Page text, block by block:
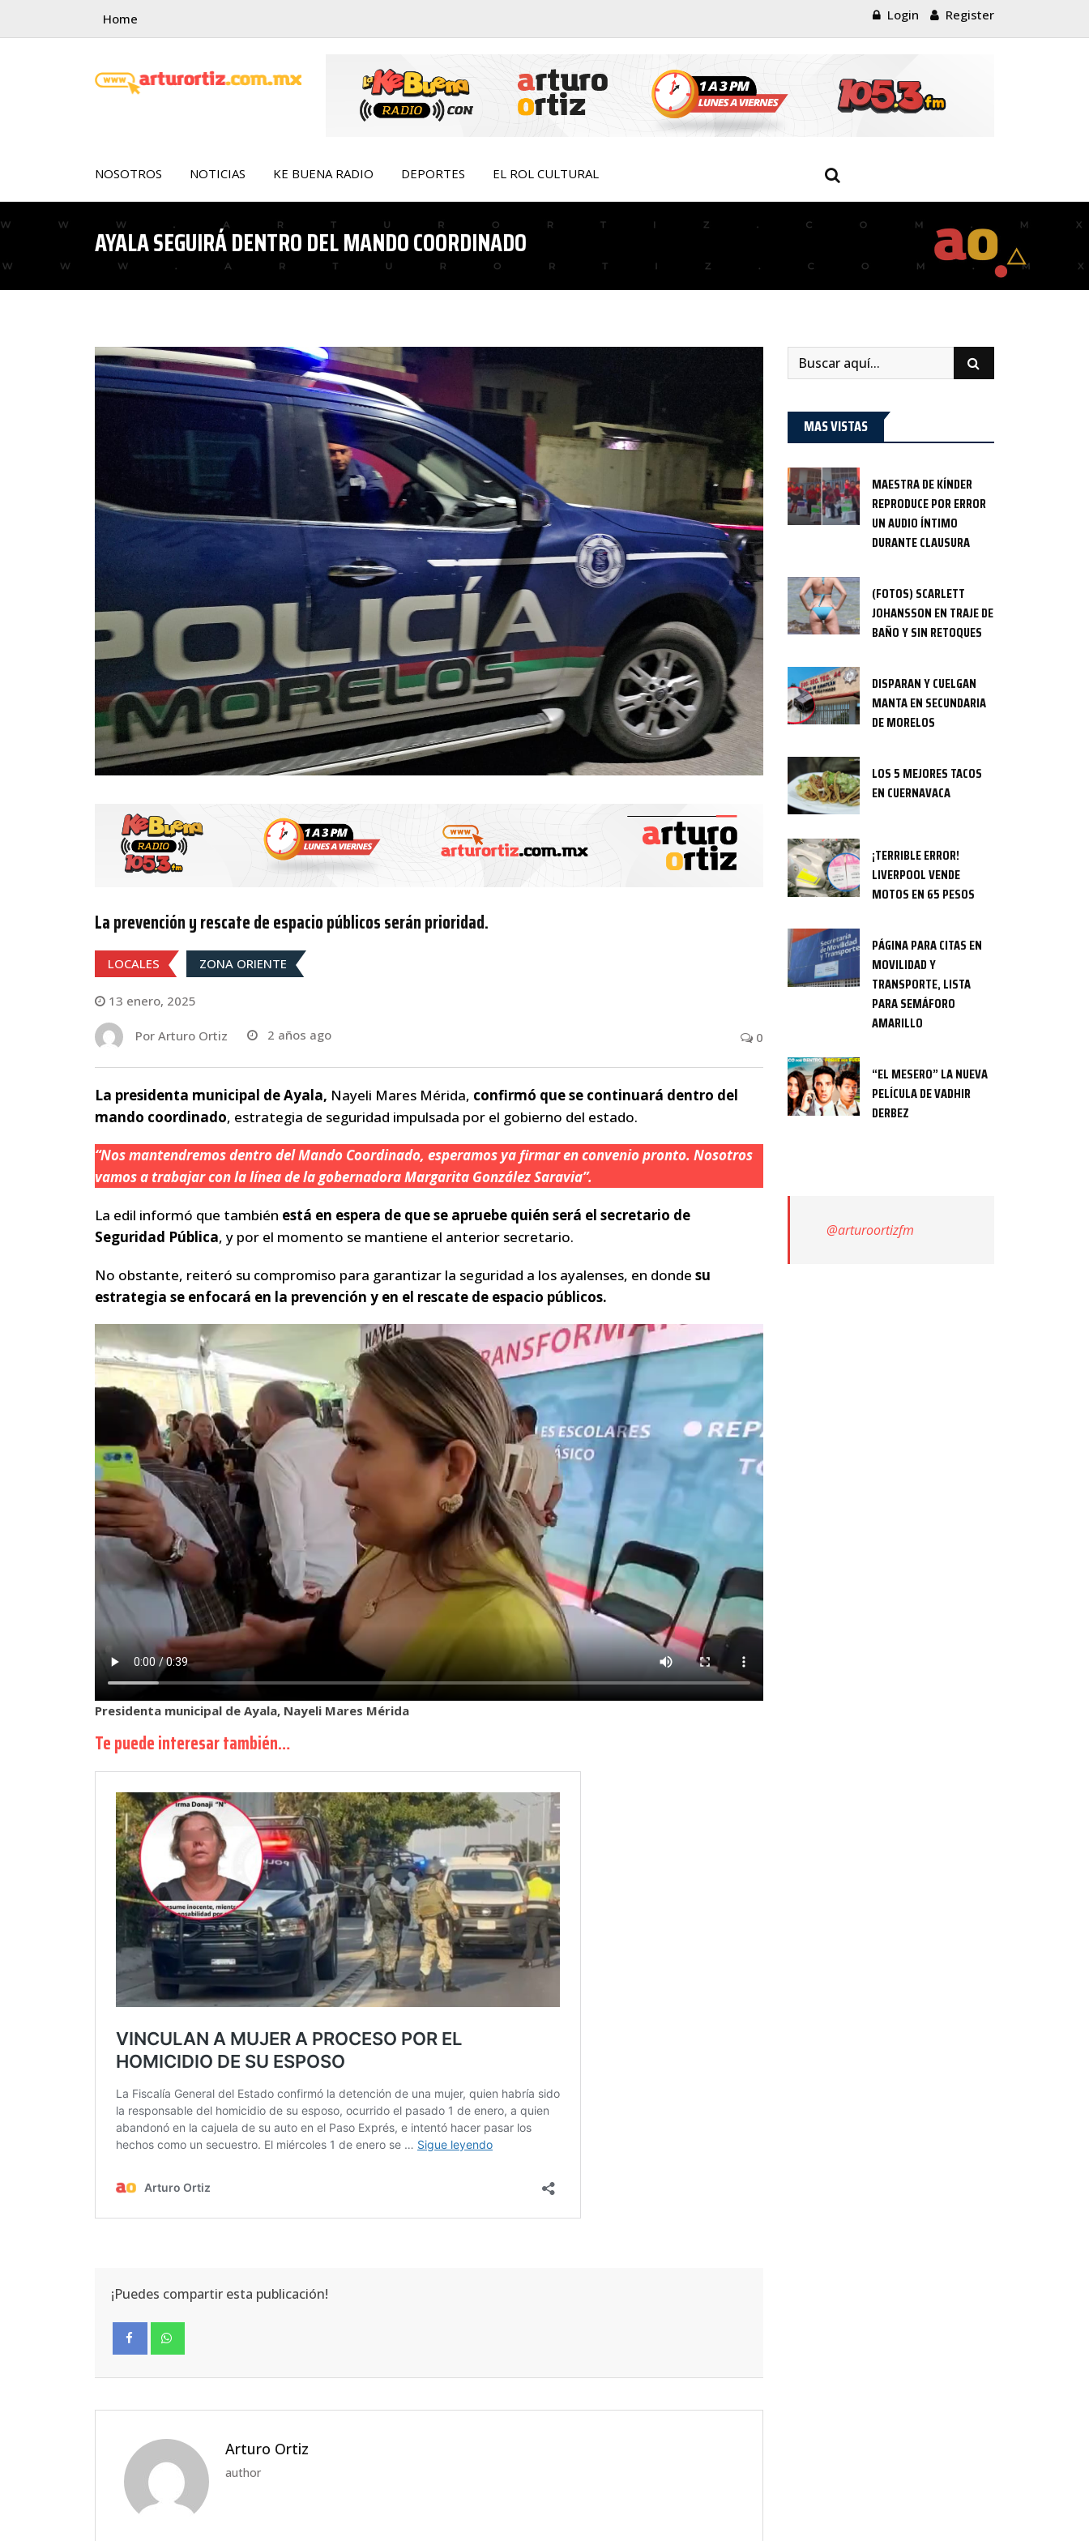
Home Login Register
NOSOTROS NOTICIAS KE BUENA RADIO DEPORTES EL ROL CULTURAL
AYALA SEGUIRÁ DENTRO DEL MANDO COORDINADO
La prevención y rescate de espacio públicos serán prioridad.
LOCALES ZONA ORIENTE
13 enero, 2025
Por Arturo Ortiz 2 años ago 0
La presidenta municipal de Ayala, Nayeli Mares Mérida, confirmó que se continuará dentro del
mando coordinado, estrategia de seguridad impulsada por el gobierno del estado.
“Nos mantendremos dentro del Mando Coordinado, esperamos ya firmar en convenio pronto. Nosotros
vamos a trabajar con la línea de la gobernadora Margarita González Saravia”.
La edil informó que también está en espera de que se apruebe quién será el secretario de
Seguridad Pública, y por el momento se mantiene el anterior secretario.
No obstante, reiteró su compromiso para garantizar la seguridad a los ayalenses, en donde su
estrategia se enfocará en la prevención y en el rescate de espacio públicos.
Presidenta municipal de Ayala, Nayeli Mares Mérida
Te puede interesar también…
¡Puedes compartir esta publicación!
Arturo Ortiz
author
MAS VISTAS
MAESTRA DE KÍNDER
REPRODUCE POR ERROR
UN AUDIO ÍNTIMO
DURANTE CLAUSURA
(FOTOS) SCARLETT
JOHANSSON EN TRAJE DE
BAÑO Y SIN RETOQUES
DISPARAN Y CUELGAN
MANTA EN SECUNDARIA
DE MORELOS
LOS 5 MEJORES TACOS
EN CUERNAVACA
¡TERRIBLE ERROR!
LIVERPOOL VENDE
MOTOS EN 65 PESOS
PÁGINA PARA CITAS EN
MOVILIDAD Y
TRANSPORTE, LISTA
PARA SEMÁFORO
AMARILLO
“EL MESERO” LA NUEVA
PELÍCULA DE VADHIR
DERBEZ
@arturoortizfm